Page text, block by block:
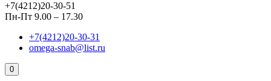
+7(4212)20-30-51
Пн-Пт 9.00 – 17.30
+7(4212)20-30-31
omega-snab@list.ru
0